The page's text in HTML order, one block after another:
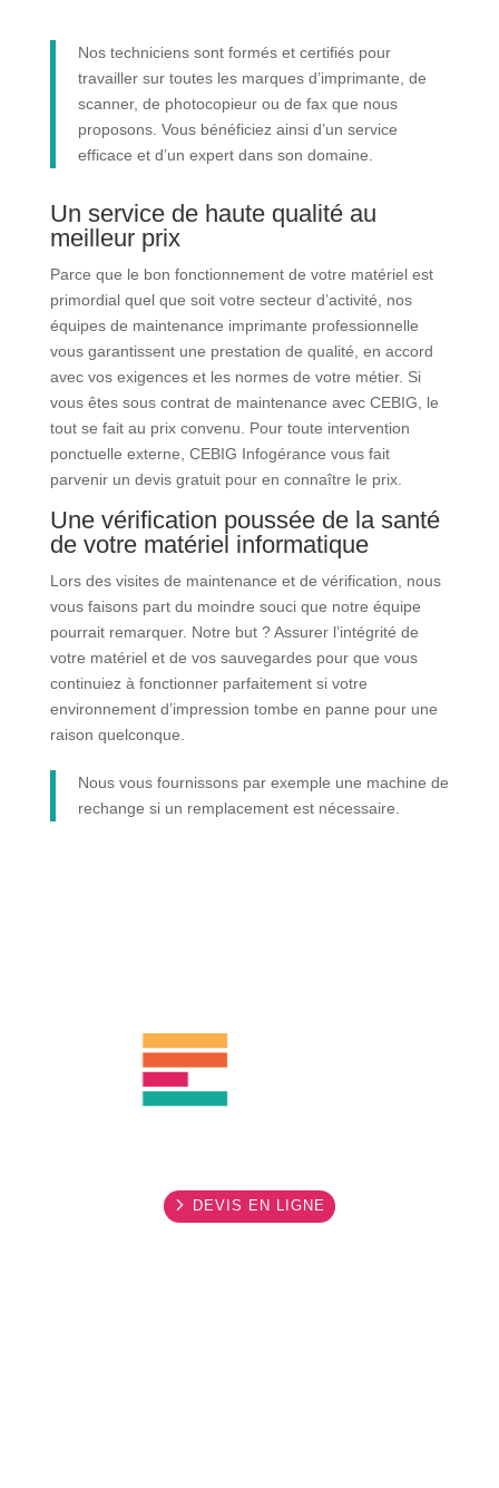
Nos techniciens sont formés et certifiés pour
travailler sur toutes les marques d’imprimante, de
scanner, de photocopieur ou de fax que nous
proposons. Vous bénéficiez ainsi d’un service
efficace et d’un expert dans son domaine.
Un service de haute qualité au
meilleur prix
Parce que le bon fonctionnement de votre matériel est
primordial quel que soit votre secteur d’activité, nos
équipes de maintenance imprimante professionnelle
vous garantissent une prestation de qualité, en accord
avec vos exigences et les normes de votre métier. Si
vous êtes sous contrat de maintenance avec CEBIG, le
tout se fait au prix convenu. Pour toute intervention
ponctuelle externe, CEBIG Infogérance vous fait
parvenir un devis gratuit pour en connaître le prix.
Une vérification poussée de la santé
de votre matériel informatique
Lors des visites de maintenance et de vérification, nous
vous faisons part du moindre souci que notre équipe
pourrait remarquer. Notre but ? Assurer l’intégrité de
votre matériel et de vos sauvegardes pour que vous
continuiez à fonctionner parfaitement si votre
environnement d’impression tombe en panne pour une
raison quelconque.
Nous vous fournissons par exemple une machine de
rechange si un remplacement est nécessaire.
DEVIS EN LIGNE